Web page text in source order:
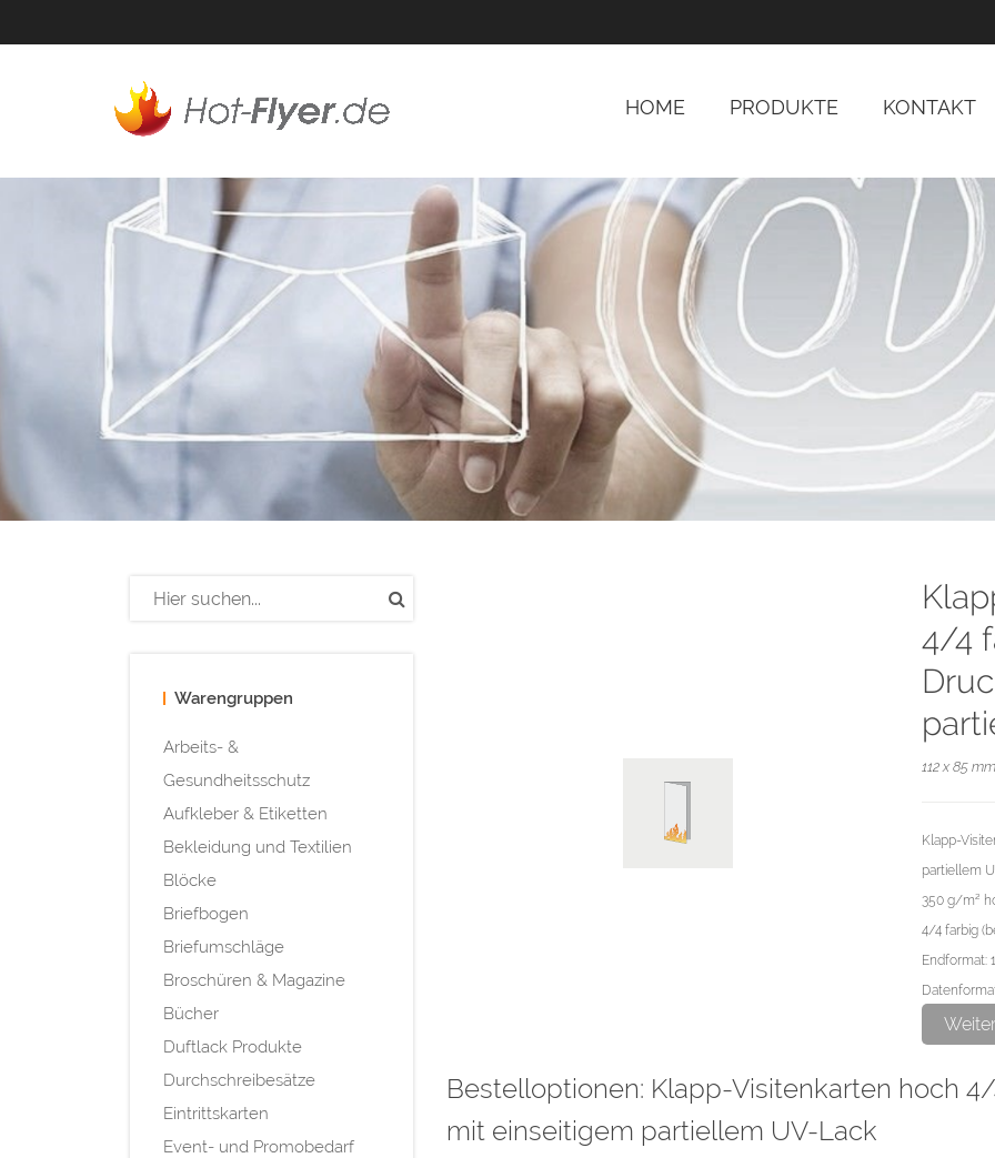
HOME PRODUKTE KONTAKT
Warengruppen
Arbeits- &
Gesundheitsschutz
Aufkleber & Etiketten
Bekleidung und Textilien
Blöcke
Briefbogen
Briefumschläge
Broschüren & Magazine
Bücher
Duftlack Produkte
Durchschreibesätze
Eintrittskarten
Event- und Promobedarf
4/4
112 x 85
Klapp-
partiellem
350 g/m²
4/4 farbig
Endformat:
und als
Bestelloptionen: Klapp-Visitenkarten hoch
mit einseitigem partiellem UV-Lack